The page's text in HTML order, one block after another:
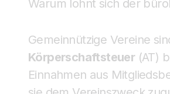
Warum lohnt sich der
Gemeinnützige Vereine
Körperschaftsteuer (AT)
Einnahmen aus